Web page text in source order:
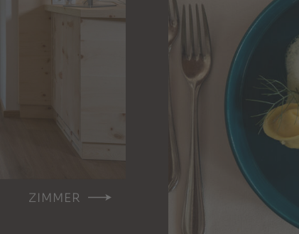
ZIMMER